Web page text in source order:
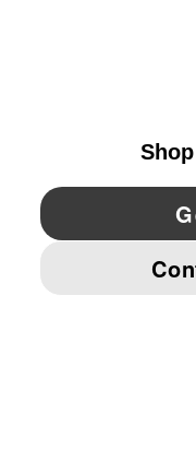
YouTube Twitter